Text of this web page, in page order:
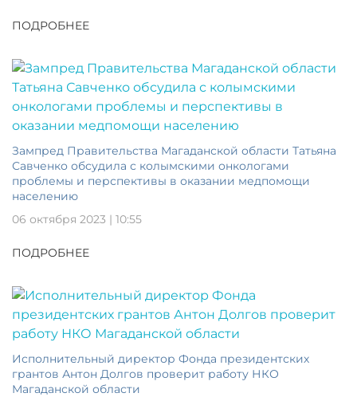
ПОДРОБНЕЕ
Зампред Правительства Магаданской области Татьяна
Савченко обсудила с колымскими онкологами
проблемы и перспективы в оказании медпомощи
населению
06 октября 2023 | 10:55
ПОДРОБНЕЕ
Исполнительный директор Фонда президентских
грантов Антон Долгов проверит работу НКО
Магаданской области